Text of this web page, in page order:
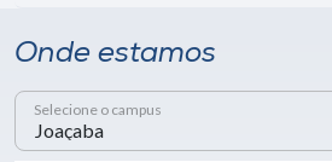
Onde estamos
Selecione o campus